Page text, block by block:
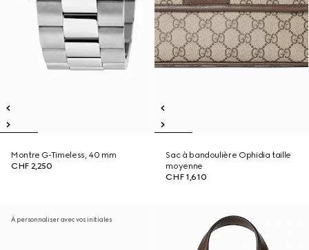
Montre G-Timeless, 40 mm
CHF 2,250
Sac à bandoulière Ophidia taille
moyenne
CHF 1,610
À personnaliser avec vos initiales